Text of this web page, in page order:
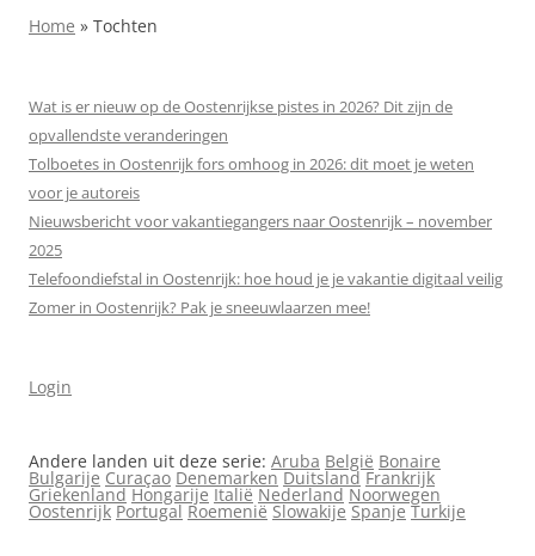
Home » Tochten
Wat is er nieuw op de Oostenrijkse pistes in 2026? Dit zijn de
opvallendste veranderingen
Tolboetes in Oostenrijk fors omhoog in 2026: dit moet je weten
voor je autoreis
Nieuwsbericht voor vakantiegangers naar Oostenrijk – november
2025
Telefoondiefstal in Oostenrijk: hoe houd je je vakantie digitaal veilig
Zomer in Oostenrijk? Pak je sneeuwlaarzen mee!
Login
Andere landen uit deze serie: Aruba België Bonaire
Bulgarije Curaçao Denemarken Duitsland Frankrijk
Griekenland Hongarije Italië Nederland Noorwegen
Oostenrijk Portugal Roemenië Slowakije Spanje Turkije